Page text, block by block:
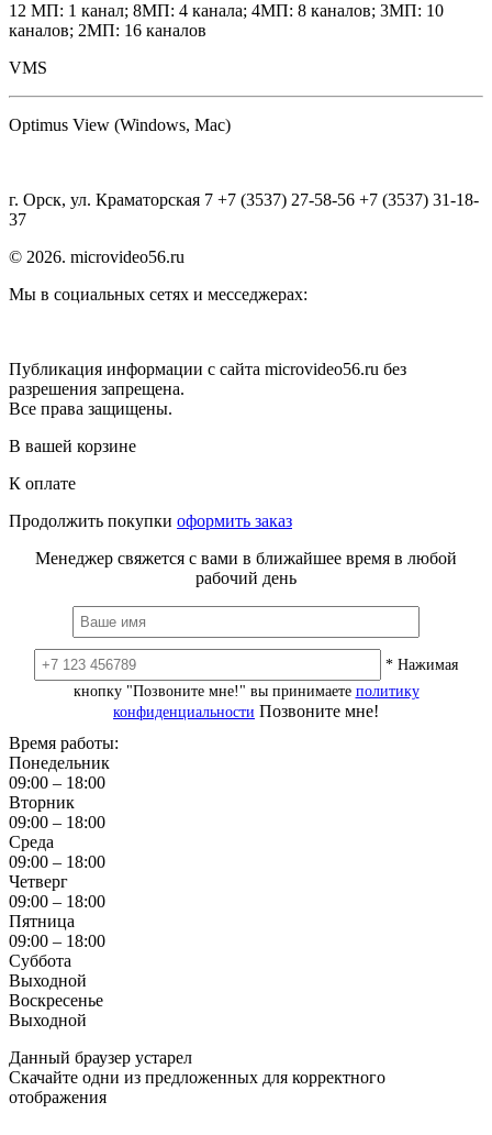
12 МП: 1 канал; 8МП: 4 канала; 4МП: 8 каналов; 3МП: 10
каналов; 2МП: 16 каналов
VMS
Optimus View (Windows, Mac)
г. Орск, ул. Краматорская 7 +7 (3537) 27-58-56 +7 (3537) 31-18-
37
© 2026. microvideo56.ru
Мы в социальных сетях и месседжерах:
Публикация информации с сайта microvideo56.ru без
разрешения запрещена.
Все права защищены.
В вашей корзине
К оплате
Продолжить покупки оформить заказ
Менеджер свяжется с вами в ближайшее время в любой
рабочий день
* Нажимая
кнопку "Позвоните мне!" вы принимаете политику
конфиденциальности Позвоните мне!
Время работы:
Понедельник
09:00 – 18:00
Вторник
09:00 – 18:00
Среда
09:00 – 18:00
Четверг
09:00 – 18:00
Пятница
09:00 – 18:00
Суббота
Выходной
Воскресенье
Выходной
Данный браузер устарел
Скачайте одни из предложенных для корректного
отображения